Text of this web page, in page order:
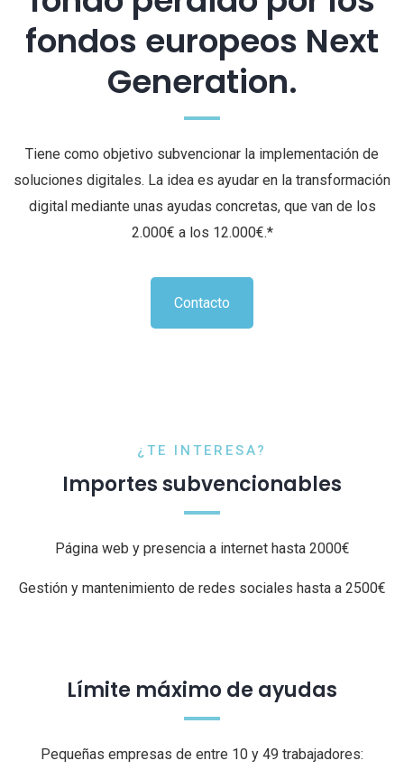
fondos europeos Next
Generation.
Tiene como objetivo subvencionar la implementación de
soluciones digitales. La idea es ayudar en la transformación
digital mediante unas ayudas concretas, que van de los
2.000€ a los 12.000€.*
Contacto
¿TE INTERESA?
Importes subvencionables
Página web y presencia a internet hasta 2000€
Gestión y mantenimiento de redes sociales hasta a 2500€
Límite máximo de ayudas
Pequeñas empresas de entre 10 y 49 trabajadores: